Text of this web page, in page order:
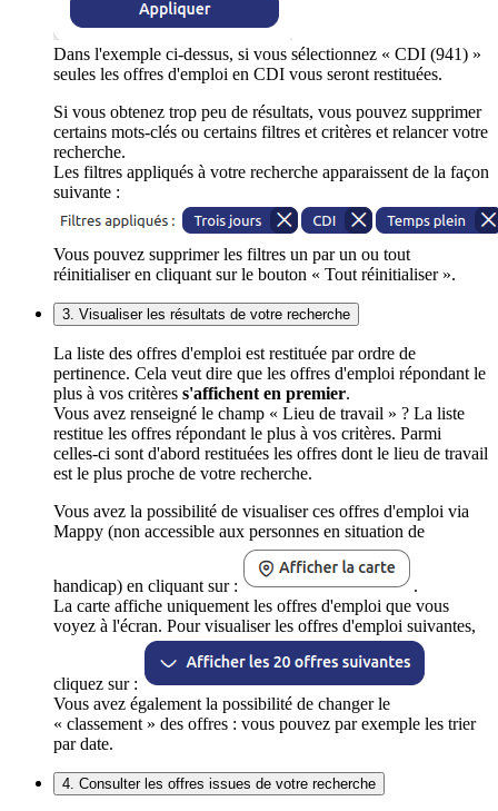
Dans l'exemple ci-dessus, si vous sélectionnez « CDI (941) »
seules les offres d'emploi en CDI vous seront restituées.
Si vous obtenez trop peu de résultats, vous pouvez supprimer
certains mots-clés ou certains filtres et critères et relancer votre
recherche.
Les filtres appliqués à votre recherche apparaissent de la façon
suivante :
Vous pouvez supprimer les filtres un par un ou tout
réinitialiser en cliquant sur le bouton « Tout réinitialiser ».
3. Visualiser les résultats de votre recherche
La liste des offres d'emploi est restituée par ordre de
pertinence. Cela veut dire que les offres d'emploi répondant le
plus à vos critères s'affichent en premier.
Vous avez renseigné le champ « Lieu de travail » ? La liste
restitue les offres répondant le plus à vos critères. Parmi
celles-ci sont d'abord restituées les offres dont le lieu de travail
est le plus proche de votre recherche.
Vous avez la possibilité de visualiser ces offres d'emploi via
Mappy (non accessible aux personnes en situation de
handicap) en cliquant sur :
.
La carte affiche uniquement les offres d'emploi que vous
voyez à l'écran. Pour visualiser les offres d'emploi suivantes,
cliquez sur :
Vous avez également la possibilité de changer le
« classement » des offres : vous pouvez par exemple les trier
par date.
4. Consulter les offres issues de votre recherche